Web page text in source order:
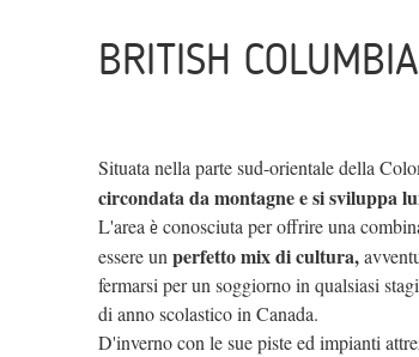
BRITISH
Situata nella parte sud-orientale della
circondata da montagne e si sviluppa
L'area è conosciuta per offrire una
essere un perfetto mix di cultura,
fermarsi per un soggiorno in qualsiasi
di anno scolastico in Canada.
D'inverno con le sue piste ed impianti